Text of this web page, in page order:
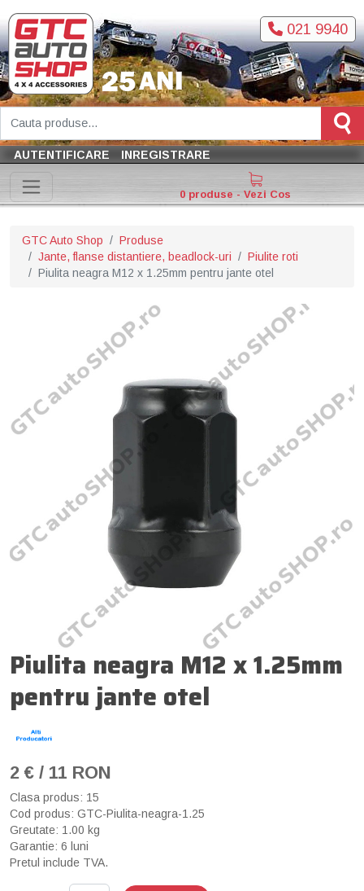
021 9940
AUTENTIFICARE INREGISTRARE
0 produse - Vezi Cos
GTC Auto Shop
Produse
Jante, flanse distantiere, beadlock-uri
Piulite roti
Piulita neagra M12 x 1.25mm pentru jante otel
Piulita neagra M12 x 1.25mm
pentru jante otel
2 € / 11 RON
Clasa produs: 15
Cod produs: GTC-Piulita-neagra-1.25
Greutate: 1.00 kg
Garantie: 6 luni
Pretul include TVA.